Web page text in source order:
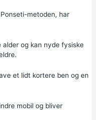
metoden, har
og kan nyde fysiske
et lidt kortere ben og en
mobil og bliver